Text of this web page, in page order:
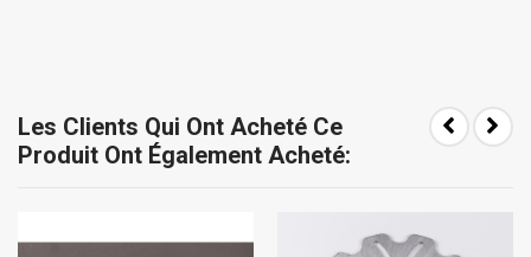
Les Clients Qui Ont Acheté Ce
Produit Ont Également Acheté: